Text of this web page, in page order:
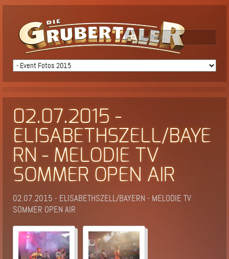
02.07.2015 -
ELISABETHSZELL/BAYE
RN - MELODIE TV
SOMMER OPEN AIR
02.07.2015 - ELISABETHSZELL/BAYERN - MELODIE TV
SOMMER OPEN AIR